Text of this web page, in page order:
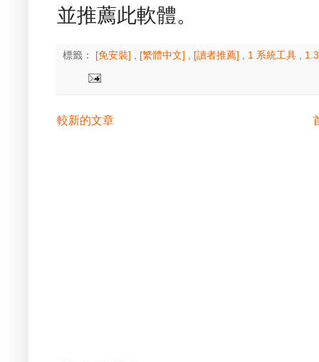
並推薦此軟體。
標籤： [免安裝] [繁體中文] [讀者推薦] 1 系統工具
較新的文章